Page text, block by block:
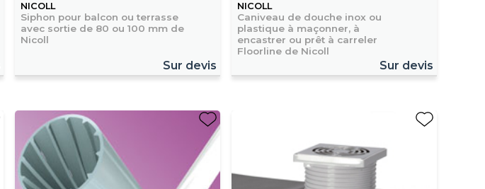
NICOLL
Siphon pour balcon ou terrasse
avec sortie de 80 ou 100 mm de
Nicoll
Sur devis
NICOLL
Caniveau de douche inox ou
plastique à maçonner, à
encastrer ou prêt à carreler
Floorline de Nicoll
Sur devis